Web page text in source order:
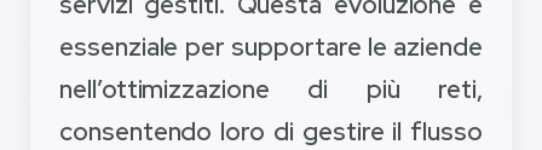
essenziale per supportare le aziende
nell’ottimizzazione di più reti,
consentendo loro di gestire il flusso